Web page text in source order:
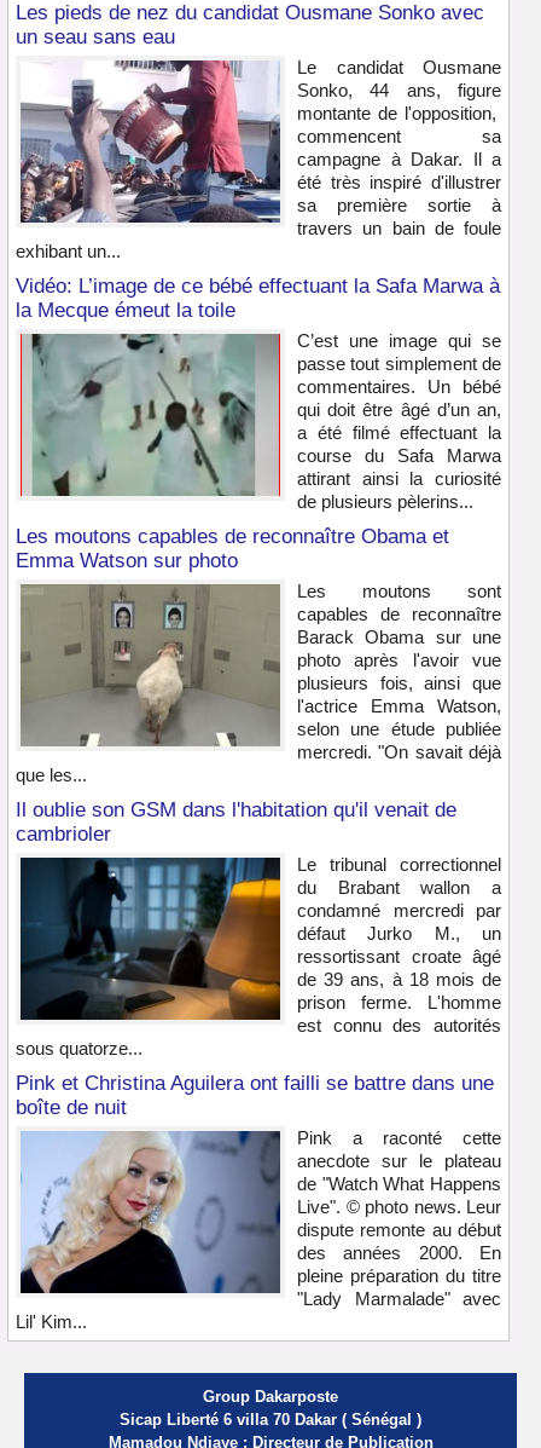
Les pieds de nez du candidat Ousmane Sonko avec
un seau sans eau
Le candidat Ousmane
Sonko, 44 ans, figure
montante de l'opposition,
commencent sa
campagne à Dakar. Il a
été très inspiré d'illustrer
sa première sortie à
travers un bain de foule
exhibant un...
Vidéo: L’image de ce bébé effectuant la Safa Marwa à
la Mecque émeut la toile
C’est une image qui se
passe tout simplement de
commentaires. Un bébé
qui doit être âgé d’un an,
a été filmé effectuant la
course du Safa Marwa
attirant ainsi la curiosité
de plusieurs pèlerins...
Les moutons capables de reconnaître Obama et
Emma Watson sur photo
Les moutons sont
capables de reconnaître
Barack Obama sur une
photo après l'avoir vue
plusieurs fois, ainsi que
l'actrice Emma Watson,
selon une étude publiée
mercredi. "On savait déjà
que les...
Il oublie son GSM dans l'habitation qu'il venait de
cambrioler
Le tribunal correctionnel
du Brabant wallon a
condamné mercredi par
défaut Jurko M., un
ressortissant croate âgé
de 39 ans, à 18 mois de
prison ferme. L'homme
est connu des autorités
sous quatorze...
Pink et Christina Aguilera ont failli se battre dans une
boîte de nuit
Pink a raconté cette
anecdote sur le plateau
de "Watch What Happens
Live". © photo news. Leur
dispute remonte au début
des années 2000. En
pleine préparation du titre
"Lady Marmalade" avec
Lil' Kim...
Group Dakarposte
Sicap Liberté 6 villa 70 Dakar ( Sénégal )
Mamadou Ndiaye : Directeur de Publication